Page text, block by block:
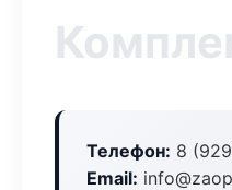
Телефон: 8
Email: